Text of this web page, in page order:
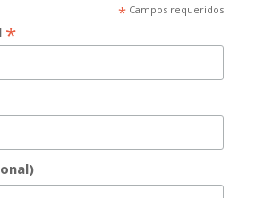
*Campos requeridos
*